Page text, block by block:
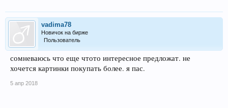
vadima78
Новичок на бирже
Пользователь
сомневаюсь что еще чтото интересное предложат. не
хочется картинки покупать более. я пас.
5 апр 2018